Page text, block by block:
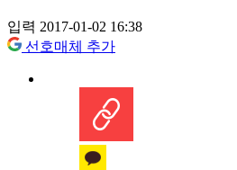
입력 2017-01-02 16:38
선호매체 추가